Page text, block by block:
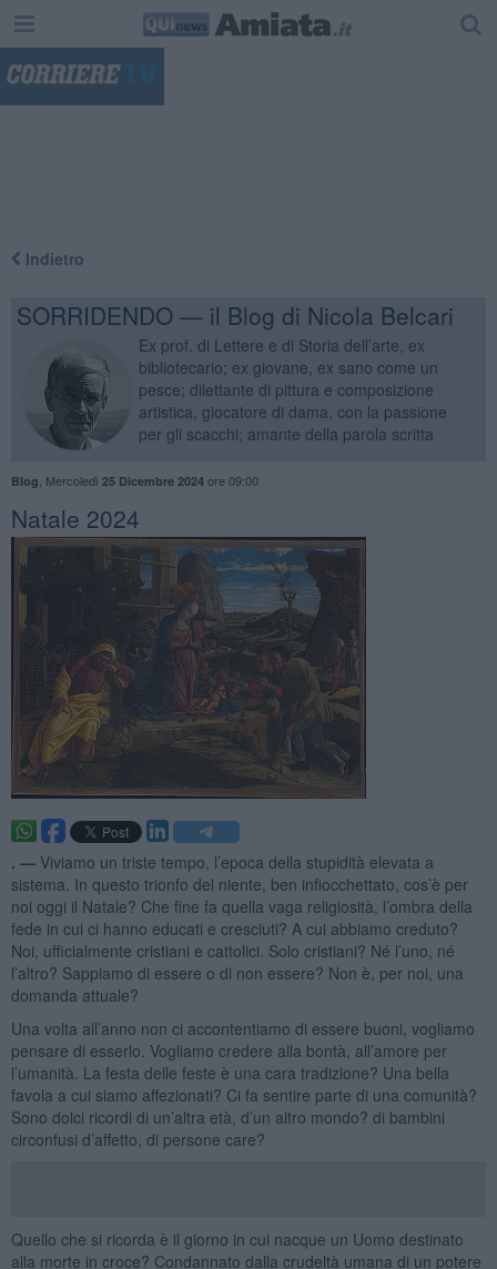
Indietro
SORRIDENDO — il Blog di Nicola Belcari
Ex prof. di Lettere e di Storia dell’arte, ex
bibliotecario; ex giovane, ex sano come un
pesce; dilettante di pittura e composizione
artistica, giocatore di dama, con la passione
per gli scacchi; amante della parola scritta
Blog Mercoledì 25 Dicembre 2024ore 09:00
Natale 2024
. — Viviamo un triste tempo, l’epoca della stupidità elevata a
sistema. In questo trionfo del niente, ben infiocchettato, cos’è per
noi oggi il Natale? Che fine fa quella vaga religiosità, l’ombra della
fede in cui ci hanno educati e cresciuti? A cui abbiamo creduto?
Noi, ufficialmente cristiani e cattolici. Solo cristiani? Né l’uno, né
l’altro? Sappiamo di essere o di non essere? Non è, per noi, una
domanda attuale?
Una volta all’anno non ci accontentiamo di essere buoni, vogliamo
pensare di esserlo. Vogliamo credere alla bontà, all’amore per
l’umanità. La festa delle feste è una cara tradizione? Una bella
favola a cui siamo affezionati? Ci fa sentire parte di una comunità?
Sono dolci ricordi di un’altra età, d’un altro mondo? di bambini
circonfusi d’affetto, di persone care?
Quello che si ricorda è il giorno in cui nacque un Uomo destinato
alla morte in croce? Condannato dalla crudeltà umana di un potere